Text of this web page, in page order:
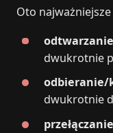
Oto
dwukrotnie
odbieranie/
dwukrotnie